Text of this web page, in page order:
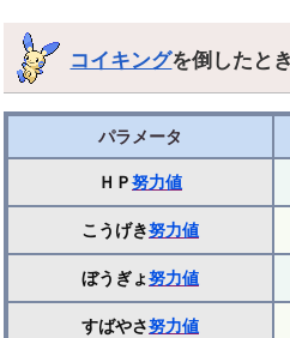
コイキングを倒したと
パラメータ
ＨＰ努力値
こうげき努力値
ぼうぎょ努力値
すばやさ努力値